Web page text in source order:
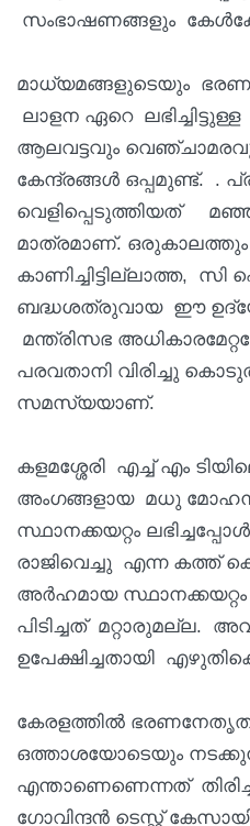
സംഭാഷണങ്ങളും
മാധ്യമങ്ങളുടെയും
ലാളന ഏറെ
ആലവട്ടവും
കേന്ദ്രങ്ങൾ ഒപ്പമുണ്ട്. .
വെളിപ്പെടുത്തിയത്
മാത്രമാണ്.
കാണിച്ചിട്ടില്ലാത്ത, സി
ബദ്ധശത്രുവായ ഈ
മന്ത്രിസഭ
പരവതാനി വിരിച്ചു
സമസ്യയാണ്.
കളമശ്ശേരി എച്ച് എം
അംഗങ്ങളായ മധു
സ്ഥാനക്കയറ്റം
രാജിവെച്ചു എന്ന കത്ത്
അർഹമായ
പിടിച്ചത് മറ്റാരുമല്ല.
ഉപേക്ഷിച്ചതായി
കേരളത്തിൽ
ഒത്താശയോടെയും
എന്താണെണെന്നത്
ഗോവിന്ദൻ ടെസ്റ്റ്